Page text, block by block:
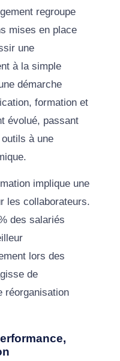
regroupe
mises en place
une
à la simple
démarche
formation et
évolué, passant
à une
implique une
les collaborateurs.
des salariés
lors des
de
réorganisation